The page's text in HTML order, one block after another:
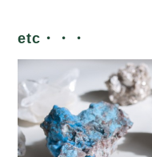
etc・・・